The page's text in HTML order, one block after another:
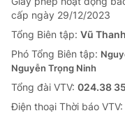
cấp ngày 29/12/2023
Tổng Biên tập: Vũ
Phó Tổng Biên tập:
Nguyễn Trọng Ninh
Tổng đài VTV: 024.38
Ðiện thoại Thời báo VTV: